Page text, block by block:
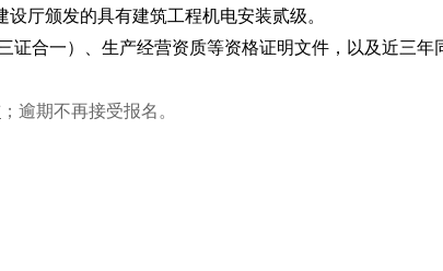
厅颁发的具有建筑工程机电安装贰级。
证合一）、生产经营资质等资格证明文件，以及近三年
；逾期不再接受报名。